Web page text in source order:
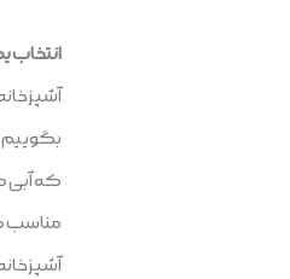
بگوییم
که آبی
مناسب